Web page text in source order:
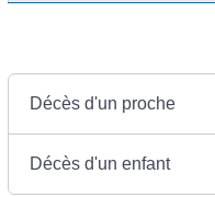
Décès d'un proche
Décès d'un enfant